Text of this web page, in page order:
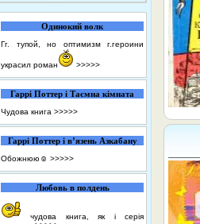
Одинокий волк
Гг. тупой, но оптимизм г.героини
украсил роман >>>>>
Гаррі Поттер і Таємна кімната
Чудова книга >>>>>
Гаррі Поттер і в’язень Азкабану
Обожнюю☺️ >>>>>
Любовь в полдень
чудова книга, як і серія